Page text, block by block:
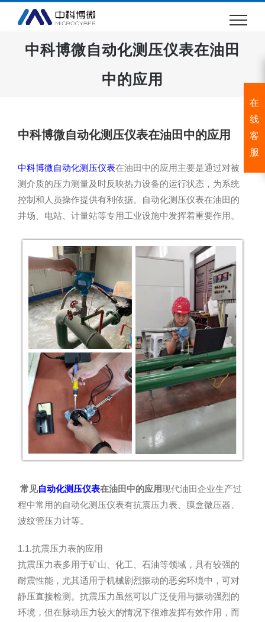
中科博微自动化测压仪表在油田
中的应用
中科博微自动化测压仪表在油田中的应用
中科博微自动化测压仪表在油田中的应用主要是通过对被
测介质的压力测量及时反映热力设备的运行状态，为系统
控制和人员操作提供有利依据。自动化测压仪表在油田的
井场、电站、计量站等专用工业设施中发挥着重要作用。
常见自动化测压仪表在油田中的应用现代油田企业生产过
程中常用的自动化测压仪表有抗震压力表、膜盒微压器、
波纹管压力计等。
1.1.抗震压力表的应用
抗震压力表多用于矿山、化工、石油等领域，具有较强的
耐震性能，尤其适用于机械剧烈振动的恶劣环境中，可对
静压直接检测。抗震压力虽然可以广泛使用与振动强烈的
环境，但在脉动压力较大的情况下很难发挥有效作用，而
在
线
客
服